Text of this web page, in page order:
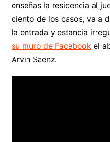
enseñas la residencia al
ciento de los casos, va a
la entrada y estancia
su muro de Facebook el
Arvin Saenz.